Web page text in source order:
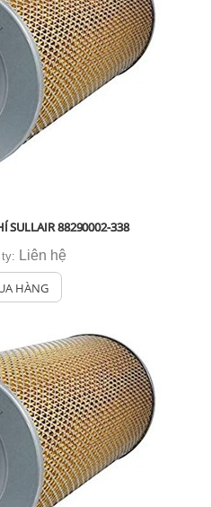
SULLAIR 88290002-338
Liên hệ
HÀNG